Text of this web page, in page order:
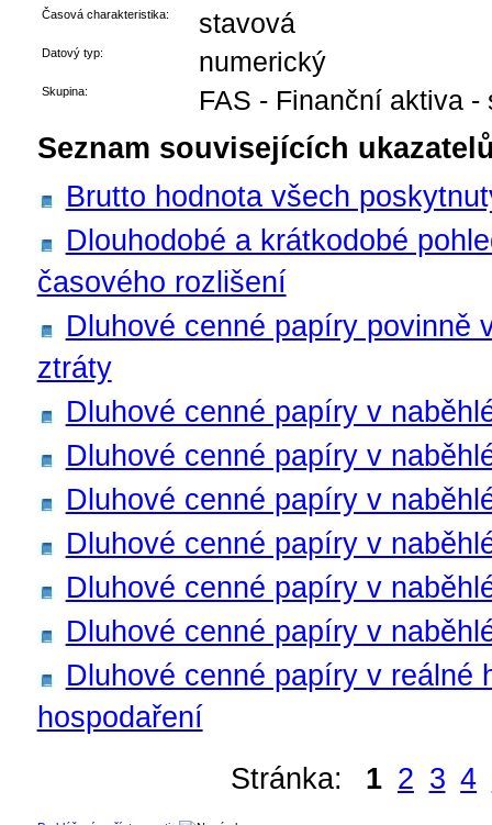
Časová charakteristika: stavová
Datový typ: numerický
Skupina: FAS - Finanční aktiva -
Seznam souvisejících
Brutto hodnota všech
Dlouhodobé a krátkodobé
časového rozlišení
Dluhové cenné papíry povinně
ztráty
Dluhové cenné papíry v
Dluhové cenné papíry v
Dluhové cenné papíry v
Dluhové cenné papíry v
Dluhové cenné papíry v
Dluhové cenné papíry v
Dluhové cenné papíry v reálné
hospodaření
Stránka:
1 2 3 4